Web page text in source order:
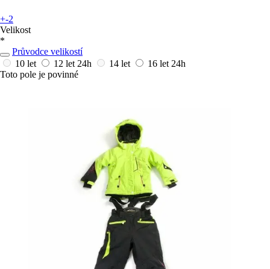
+-2
Velikost
*
Průvodce velikostí
10 let
12 let 24h 14 let 16 let 24h
Toto pole je povinné